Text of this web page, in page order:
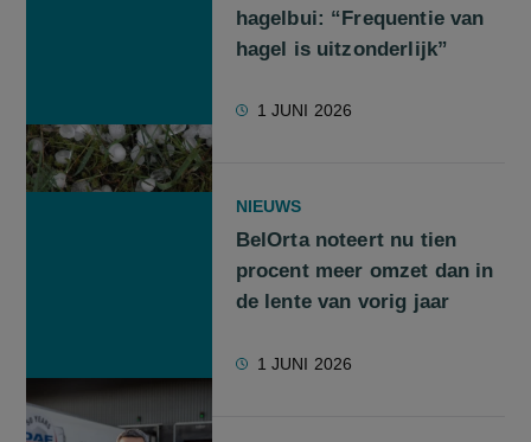
hagelbui: “Frequentie van
hagel is uitzonderlijk”
1 JUNI 2026
NIEUWS
BelOrta noteert nu tien
procent meer omzet dan in
de lente van vorig jaar
1 JUNI 2026